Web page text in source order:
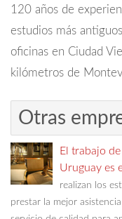
120 años de
estudios más
oficinas en Ciudad
kilómetros de
Otras
El trabajo
Uruguay es
realizan los
prestar la mejor